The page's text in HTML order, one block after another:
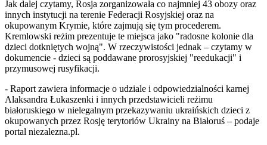
Jak dalej czytamy, Rosja zorganizowała co najmniej 43 obozy oraz
innych instytucji na terenie Federacji Rosyjskiej oraz na
okupowanym Krymie, które zajmują się tym procederem.
Kremlowski reżim prezentuje te miejsca jako "radosne kolonie dla
dzieci dotkniętych wojną". W rzeczywistości jednak – czytamy w
dokumencie - dzieci są poddawane prorosyjskiej "reedukacji" i
przymusowej rusyfikacji.
- Raport zawiera informacje o udziale i odpowiedzialności karnej
Alaksandra Łukaszenki i innych przedstawicieli reżimu
białoruskiego w nielegalnym przekazywaniu ukraińskich dzieci z
okupowanych przez Rosję terytoriów Ukrainy na Białoruś – podaje
portal niezalezna.pl.